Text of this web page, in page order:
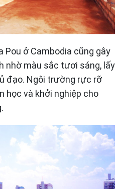
Pou ở Cambodia cũng gây
nhờ màu sắc tươi sáng, lấy
đạo. Ngôi trường rực rỡ
học và khởi nghiệp cho